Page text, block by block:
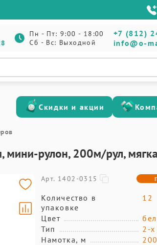
Пн - Пт: 9:00 - 18:00
Сб - Вс: Выходной
+7 (812)
info@o-
Скидки и акции
мини-рулон, 200м/рул,
Арт. 1402-0315
Количество в
упаковке
12
Цвет
Тип
2-х
Намотка, м
200